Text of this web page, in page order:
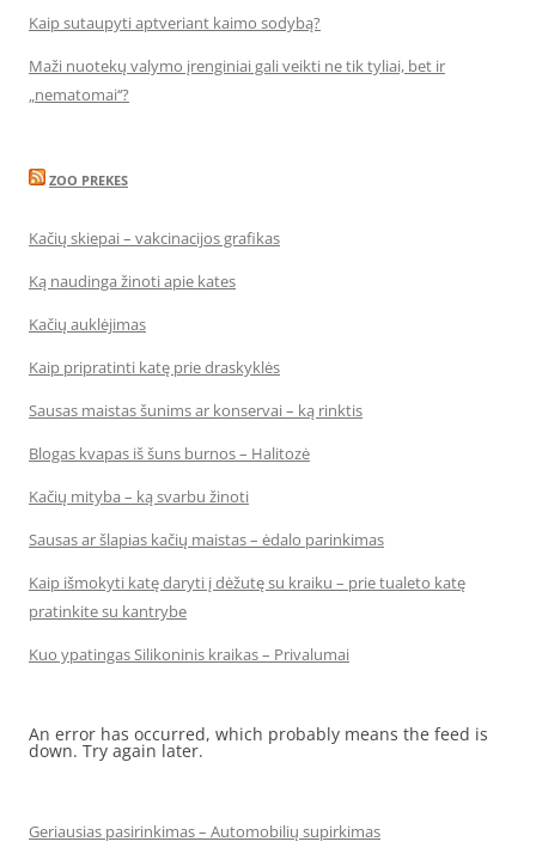
Kaip sutaupyti aptveriant kaimo sodybą?
Maži nuotekų valymo įrenginiai gali veikti ne tik tyliai, bet ir
„nematomai‘‘?
ZOO PREKES
Kačių skiepai – vakcinacijos grafikas
Ką naudinga žinoti apie kates
Kačių auklėjimas
Kaip pripratinti katę prie draskyklės
Sausas maistas šunims ar konservai – ką rinktis
Blogas kvapas iš šuns burnos – Halitozė
Kačių mityba – ką svarbu žinoti
Sausas ar šlapias kačių maistas – ėdalo parinkimas
Kaip išmokyti katę daryti į dėžutę su kraiku – prie tualeto katę
pratinkite su kantrybe
Kuo ypatingas Silikoninis kraikas – Privalumai
An error has occurred, which probably means the feed is
down. Try again later.
Geriausias pasirinkimas – Automobilių supirkimas